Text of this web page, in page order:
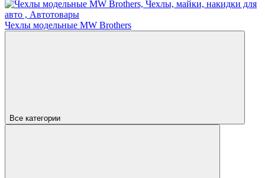
Чехлы модельные MW Brothers
Все категории